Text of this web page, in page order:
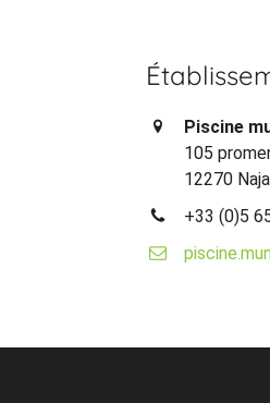
Piscine
105
12270
+33 (0)5